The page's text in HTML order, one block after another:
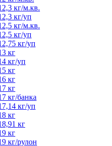
кг/м.кв.
кг/уп
кг/м.кв.
кг/уп
кг/уп
кг
кг/уп
кг
кг
кг
кг/банка
кг/уп
кг
кг
кг
кг/рулон